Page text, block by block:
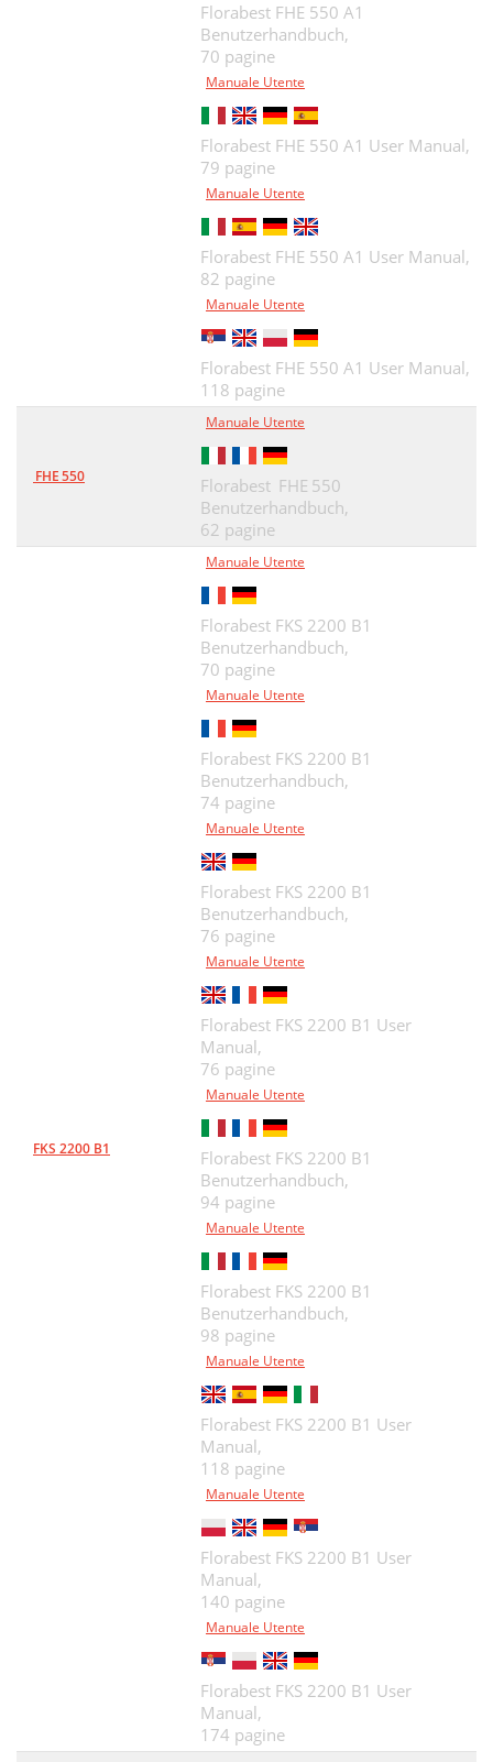
Florabest FHE 550 A1
Benutzerhandbuch,
70 pagine
Manuale Utente
Florabest FHE 550 A1 User Manual,
79 pagine
Manuale Utente
Florabest FHE 550 A1 User Manual,
82 pagine
Manuale Utente
Florabest FHE 550 A1 User Manual,
118 pagine
FHE 550
Manuale Utente
Florabest FHE 550
Benutzerhandbuch,
62 pagine
FKS 2200 B1
Manuale Utente
Florabest FKS 2200 B1
Benutzerhandbuch,
70 pagine
Manuale Utente
Florabest FKS 2200 B1
Benutzerhandbuch,
74 pagine
Manuale Utente
Florabest FKS 2200 B1
Benutzerhandbuch,
76 pagine
Manuale Utente
Florabest FKS 2200 B1 User
Manual,
76 pagine
Manuale Utente
Florabest FKS 2200 B1
Benutzerhandbuch,
94 pagine
Manuale Utente
Florabest FKS 2200 B1
Benutzerhandbuch,
98 pagine
Manuale Utente
Florabest FKS 2200 B1 User
Manual,
118 pagine
Manuale Utente
Florabest FKS 2200 B1 User
Manual,
140 pagine
Manuale Utente
Florabest FKS 2200 B1 User
Manual,
174 pagine